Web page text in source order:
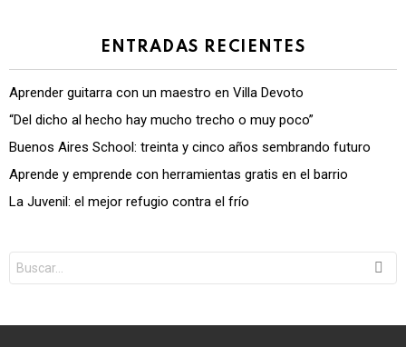
ENTRADAS RECIENTES
Aprender guitarra con un maestro en Villa Devoto
“Del dicho al hecho hay mucho trecho o muy poco”
Buenos Aires School: treinta y cinco años sembrando futuro
Aprende y emprende con herramientas gratis en el barrio
La Juvenil: el mejor refugio contra el frío
for: